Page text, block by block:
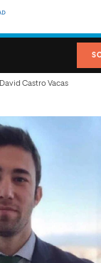
David Castro Vacas